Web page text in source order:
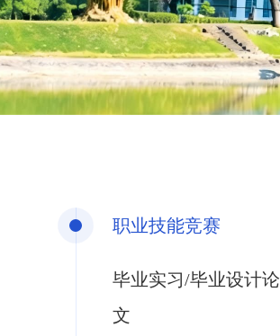
职业技能竞赛
毕业实习/毕业设计论
文